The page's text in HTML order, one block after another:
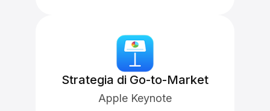
Strategia di Go-to-Market
Apple Keynote